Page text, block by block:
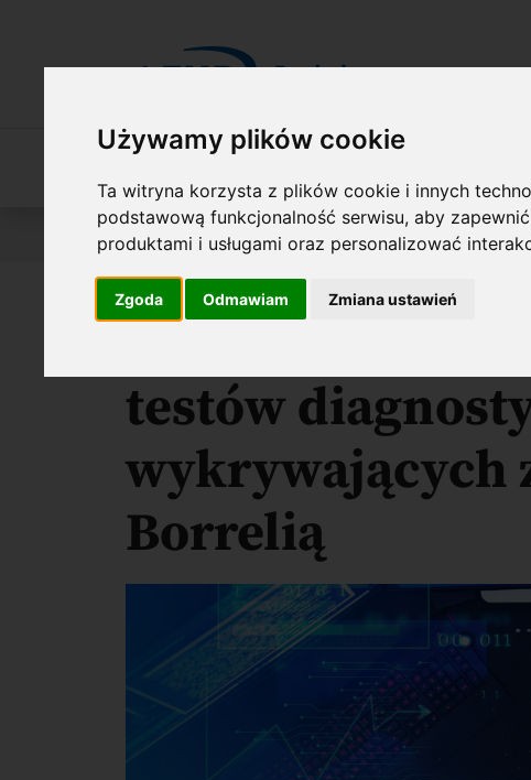
Używamy plików cookie
Ta witryna korzysta z plików cookie i innych
podstawową funkcjonalność serwisu,aby
produktami i usługami oraz personalizować
Zgoda Odmawiam Zmiana ustawień
Jesteś tutaj:
Wyniki konkursów FIRST TEAM FENG O
testów
wykrywających
Borrelią